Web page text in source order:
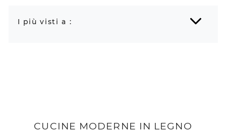
I più visti a :
CUCINE MODERNE IN LEGNO